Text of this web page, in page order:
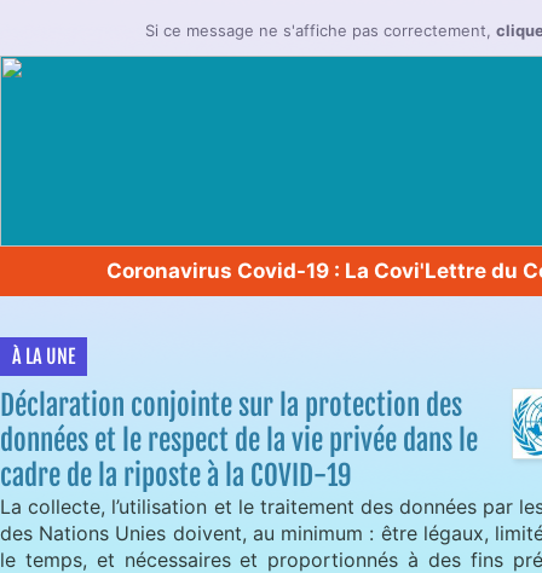
Si ce message ne s'affiche pas correctement,
Coronavirus Covid-19 : La Covi'Lettre du
À LA UNE
Déclaration conjointe sur la protection des
données et le respect de la vie privée dans le
cadre de la riposte à la COVID-19
La collecte, l’utilisation et le traitement des données par
des Nations Unies doivent, au minimum : être légaux,
le temps, et nécessaires et proportionnés à des fins